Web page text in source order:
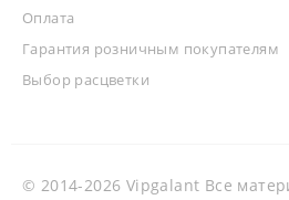
Оплата
Гарантия розничным покупателям
Выбор расцветки
© 2014-2026 Vipgalant Все